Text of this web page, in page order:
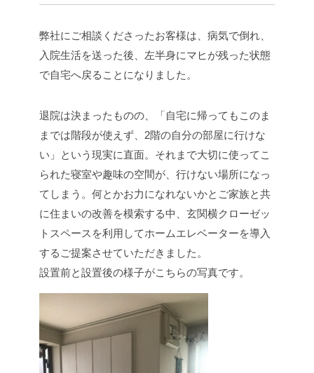
弊社にご相談くださったお客様は、病気で倒れ、
入院生活を送った後、左半身にマヒが残った状態
で自宅へ戻ることになりました。
退院は決まったものの、「自宅に帰ってもこのま
までは階段が使えず、2階の自分の部屋に行けな
い」という現実に直面。それまで大切に使ってこ
られた寝室や趣味の空間が、行けない場所になっ
てしまう。何とかお力になれないかとご家族と共
に住まいの改善を模索する中、玄関横クローゼッ
トスペースを利用してホームエレベーターを導入
するご提案させていただきました。
設置前と設置後の様子がこちらの写真です。